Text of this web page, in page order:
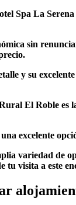
Spa La
sin
y su
El Roble
excelente
variedad de
visita a este